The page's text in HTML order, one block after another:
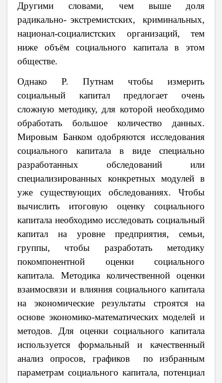
Другими словами, чем выше доля
радикально- экстремистских, криминальных,
национал-социалистских организаций, тем
ниже объём социального капитала в этом
обществе.
Однако Р. Путнам чтобы измерить
социальный капитал предлогает очень
сложную методику, для которой необходимо
обработать большое количество данных.
Мировым Банком одобряются исследования
социального капитала в виде специально
разработанных обследований или
специализированных конкретных модулей в
уже существующих обследованиях. Чтобы
вычислить итоговую оценку социального
капитала необходимо исследовать социальный
капитал на уровне предприятия, семьи,
группы, чтобы разработать методику
покомпонентной оценки социального
капитала. Методика количественной оценки
взаимосвязи и влияния социального капитала
на
экономические результаты строятся на
основе экономико-математических моделей и
методов. Для оценки социального капитала
используется формальный и качественный
анализ опросов, графиков по избранным
параметрам социального капитала, потенциал